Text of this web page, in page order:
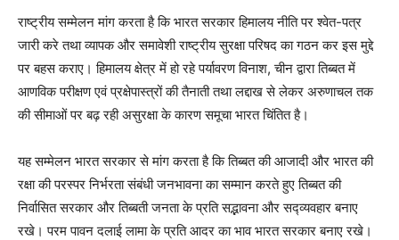
राष्ट्रीय सम्मेलन मांग करता है कि भारत सरकार हिमालय नीति पर श्वेत-पत्र
जारी करे तथा व्यापक और समावेशी राष्ट्रीय सुरक्षा परिषद का गठन कर इस मुद्दे
पर बहस कराए। हिमालय क्षेत्र में हो रहे पर्यावरण विनाश, चीन द्वारा तिब्बत में
आणविक परीक्षण एवं प्रक्षेपास्त्रों की तैनाती तथा लद्दाख से लेकर अरुणाचल तक
की सीमाओं पर बढ़ रही असुरक्षा के कारण समूचा भारत चिंतित है।
यह सम्मेलन भारत सरकार से मांग करता है कि तिब्बत की आजादी और भारत की
रक्षा की परस्पर निर्भरता संबंधी जनभावना का सम्मान करते हुए तिब्बत की
निर्वासित सरकार और तिब्बती जनता के प्रति सद्भावना और सद्व्यवहार बनाए
रखे। परम पावन दलाई लामा के प्रति आदर का भाव भारत सरकार बनाए रखे।